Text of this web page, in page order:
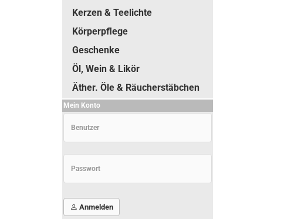
Kerzen & Teelichte
Körperpflege
Geschenke
Öl, Wein & Likör
Äther. Öle & Räucherstäbchen
Mein Konto
Anmelden